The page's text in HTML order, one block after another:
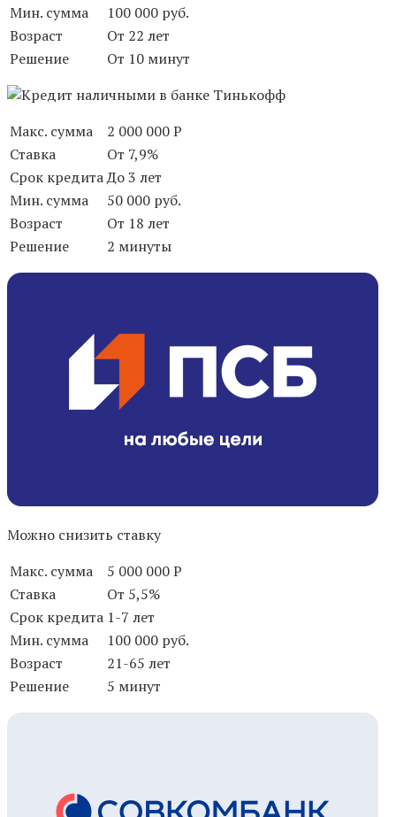
Мин. сумма
100 000 руб.
Возраст
От 22 лет
Решение
От 10 минут
Макс. сумма
2 000 000 Р
Ставка
От 7,9%
Срок кредитаДо 3 лет
Мин. сумма
50 000 руб.
Возраст
От 18 лет
Решение
2 минуты
Можно снизить ставку
Макс. сумма
5 000 000 Р
Ставка
От 5,5%
Срок кредита 1-7 лет
Мин. сумма
100 000 руб.
Возраст
21-65 лет
Решение
5 минут